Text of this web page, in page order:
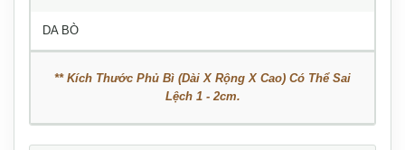
DA BÒ
** Kích Thước Phủ Bì (Dài X Rộng X Cao) Có Thể Sai
Lệch 1 - 2cm.